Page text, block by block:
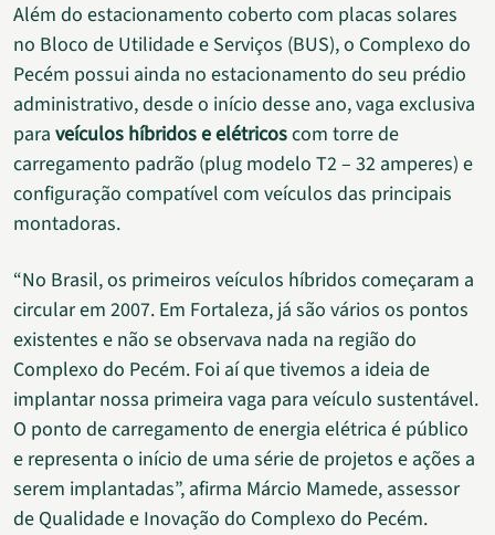
Além do estacionamento coberto com placas solares
no Bloco de Utilidade e Serviços (BUS), o Complexo do
Pecém possui ainda no estacionamento do seu prédio
administrativo, desde o início desse ano, vaga exclusiva
para veículos híbridos e elétricoscom torre de
carregamento padrão (plug modelo T2 – 32 amperes) e
configuração compatível com veículos das principais
montadoras.
“No Brasil, os primeiros veículos híbridos começaram a
circular em 2007. Em Fortaleza, já são vários os pontos
existentes e não se observava nada na região do
Complexo do Pecém. Foi aí que tivemos a ideia de
implantar nossa primeira vaga para veículo sustentável.
O ponto de carregamento de energia elétrica é público
e representa o início de uma série de projetos e ações a
serem implantadas”, afirma Márcio Mamede, assessor
de Qualidade e Inovação do Complexo do Pecém.